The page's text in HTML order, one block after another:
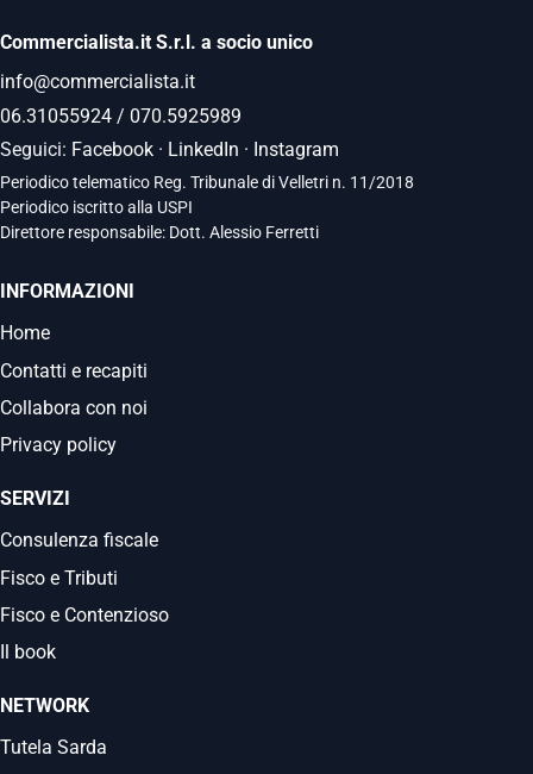
Commercialista.it S.r.l. a socio unico
info@commercialista.it
06.31055924 / 070.5925989
Seguici: Facebook · LinkedIn · Instagram
Periodico telematico Reg. Tribunale di Velletri n. 11/2018
Periodico iscritto alla USPI
Direttore responsabile: Dott. Alessio Ferretti
INFORMAZIONI
Home
Contatti e recapiti
Collabora con noi
Privacy policy
SERVIZI
Consulenza fiscale
Fisco e Tributi
Fisco e Contenzioso
Il book
NETWORK
Tutela Sarda